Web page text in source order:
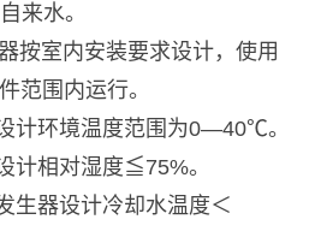
来水。
按室内安装要求设计，使用
范围内运行。
计环境温度范围为0—40℃。
计相对湿度≦75%。
生器设计冷却水温度＜